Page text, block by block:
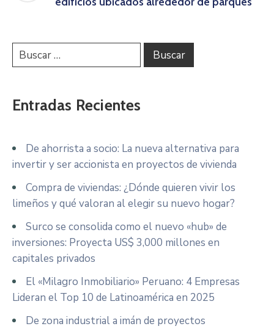
Entradas Recientes
De ahorrista a socio: La nueva alternativa para
invertir y ser accionista en proyectos de vivienda
Compra de viviendas: ¿Dónde quieren vivir los
limeños y qué valoran al elegir su nuevo hogar?
Surco se consolida como el nuevo «hub» de
inversiones: Proyecta US$ 3,000 millones en
capitales privados
El «Milagro Inmobiliario» Peruano: 4 Empresas
Lideran el Top 10 de Latinoamérica en 2025
De zona industrial a imán de proyectos